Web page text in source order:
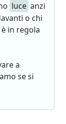
luce anzi
o chi
in regola
a
se si